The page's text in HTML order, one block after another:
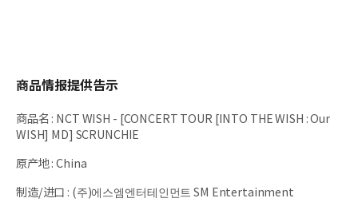
商品情报提供告示
商品名: NCT WISH - [CONCERT TOUR [INTO THE WISH : Our
WISH] MD] SCRUNCHIE
原产地:China
制造/进口 : (주)에스엠엔터테인먼트 SM Entertainment